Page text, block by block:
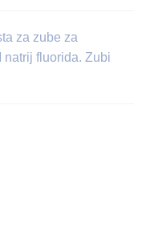
za zube za
natrij fluorida. Zubi